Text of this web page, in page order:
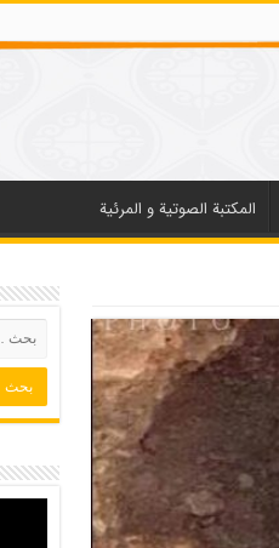
المكتبة الصوتية و المرئية